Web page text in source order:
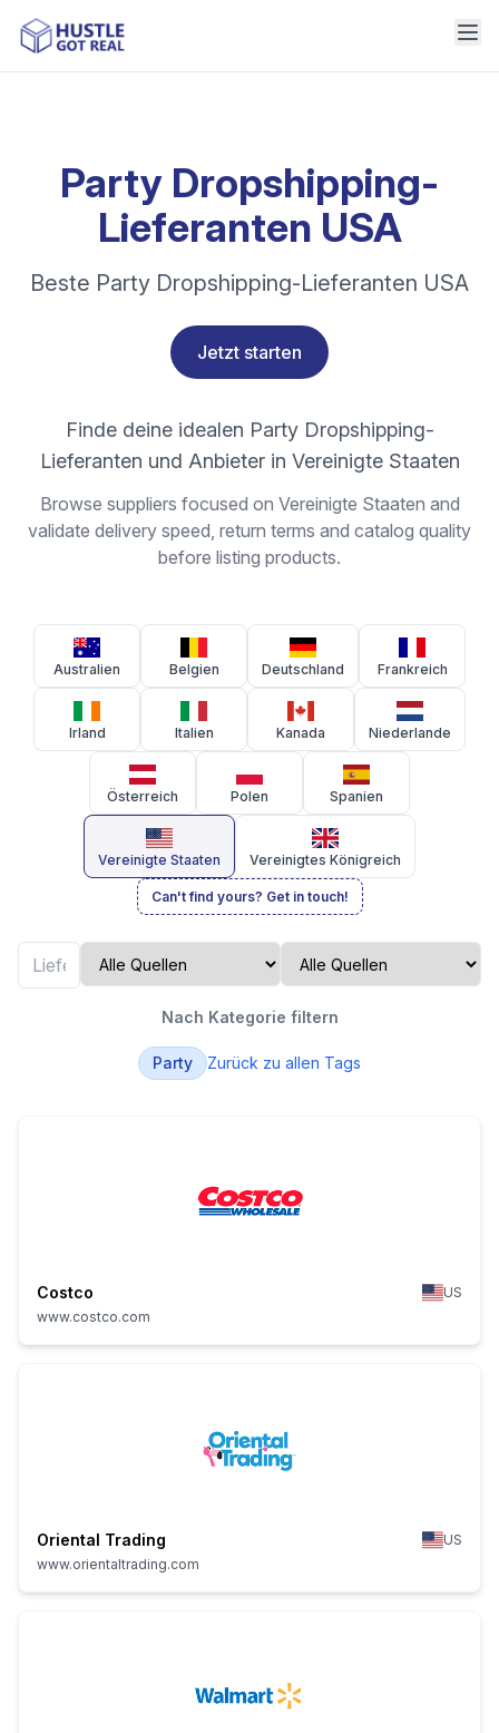
Party Dropshipping-
Lieferanten USA
Beste Party Dropshipping-Lieferanten USA
Jetzt starten
Finde deine idealen Party Dropshipping-
Lieferanten und Anbieter in Vereinigte Staaten
Browse suppliers focused on Vereinigte Staaten and
validate delivery speed, return terms and catalog quality
before listing products.
Australien Belgien Deutschland Frankreich
Irland Italien Kanada Niederlande
Österreich Polen Spanien
Vereinigte Staaten Vereinigtes Königreich
Can't find yours? Get in touch!
Nach Kategorie filtern
Party Zurück zu allen Tags
Costco
US
www.costco.com
Oriental Trading
US
www.orientaltrading.com